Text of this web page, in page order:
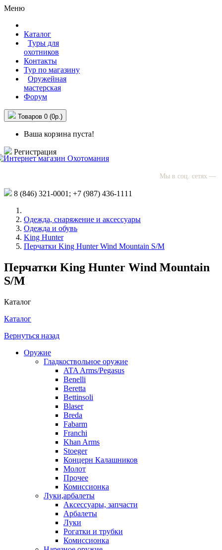
Меню
Каталог
Туры для
охотников
Контакты
Тур по магазину
Оружейная
мастерская
Форум
Товаров 0 (0р.)
Ваша корзина пуста!
Регистрация
Мы в соц. сетях —
8 (846) 321-0001; +7 (987) 436-1111
Одежда, снаряжение и аксессуары
Одежда и обувь
King Hunter
Перчатки King Hunter Wind Mountain S/M
Перчатки King Hunter Wind Mountain
S/M
Каталог
Каталог
Вернуться назад
Оружие
Гладкоствольное оружие
ATA Arms/Pegasus
Benelli
Beretta
Bettinsoli
Blaser
Breda
Fabarm
Franchi
Khan Arms
Stoeger
Концерн Калашников
Молот
Прочее
Комиссионка
Луки,арбалеты
Аксессуары, запчасти
Арбалеты
Луки
Рогатки и трубки
Комиссионка